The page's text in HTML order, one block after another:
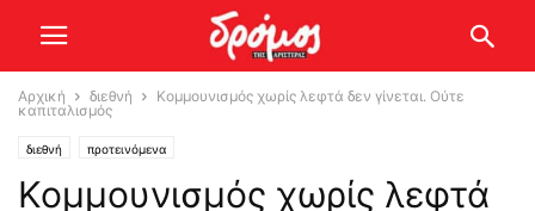
Αρχική διεθνή
Κομμουνισμός χωρίς λεφτά δεν γίνεται. Ούτε
καπιταλισμός
διεθνή προτεινόμενα
Κομμουνισμός χωρίς λεφτά